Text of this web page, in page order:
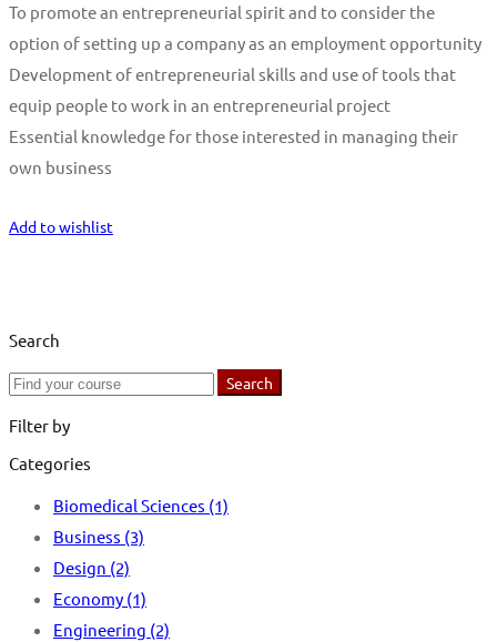
To promote an entrepreneurial spirit and to consider the
option of setting up a company as an employment opportunity
Development of entrepreneurial skills and use of tools that
equip people to work in an entrepreneurial project
Essential knowledge for those interested in managing their
own business
Add to wishlist
Search
Search
Search
Filter by
Categories
Biomedical Sciences (1)
Business (3)
Design (2)
Economy (1)
Engineering (2)